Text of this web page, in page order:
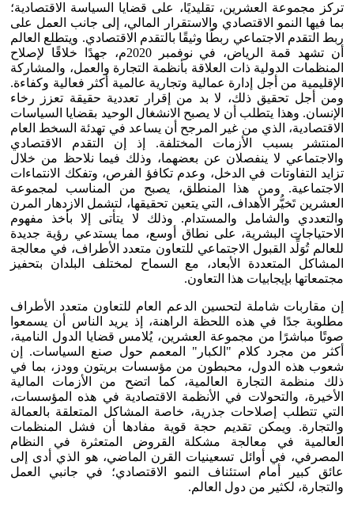
تركز مجموعة العشرين، تقليديًا، على قضايا السياسة الاقتصادية؛
بما فيها النمو الاقتصادي والاستقرار المالي، إلى جانب العمل على
ربط التقدم الاجتماعي ربطًا وثيقًا بالتقدم الاقتصادي. ويتطلع العالم
أن تشهد قمة الرياض، في نوفمبر 2020م، جهدًا خلاقًا لإصلاح
المنظمات الدولية ذات العلاقة بأنظمة التجارة والعمل، والمشاركة
الإقليمية من أجل إدارة عمالية وتجارية عالمية أكثر فعالية وكفاءة.
ومن أجل تحقيق ذلك، لا بد من إقرار تعددية حقيقة تعزز رخاء
الإنسان. وهذا يتطلب أن لا يصبح الانشغال الوحيد بقضايا السياسات
الاقتصادية، الذي من غير المرجح أن يساعد في تهدئة السخط العام
المنتشر بسبب الأزمات المختلفة. إذ إن التقدم الاقتصادي
والاجتماعي لا ينفصلان عن بعضهما، وذلك فيما نلاحظ من خلال
تزايد التفاوتات في الدخل، وعدم تكافؤ الفرص، وتفكك الانتماءات
الاجتماعية. ومن هذا المنطلق، يصبح من المناسب لمجموعة
العشرين تَخيُّر الأهداف، التي يتعين تحقيقها، لتشمل الازدهار المرن
والتعددي والشامل والمستدام. وذلك لا يتأتى إلا بأخذ مفهوم
الاحتياجات البشرية، على نطاق أوسع، مما يستدعي رؤية جديدة
للعالم تُوَلِّد القبول الاجتماعي للتعاون متعدد الأطراف، في معالجة
المشاكل المتعددة الأبعاد، مع السماح لمختلف البلدان بتحفيز
مجتمعاتها بإيجابيات هذا التعاون.
إن مقاربات شاملة لتحسين الدعم العام للتعاون متعدد الأطراف
مطلوبة جدًا في هذه اللحظة الراهنة، إذ يريد الناس أن يسمعوا
صوتًا مباشرًا من مجموعة العشرين، يُلامس قضايا الدول النامية،
أكثر من مجرد كلام "الكبار" المعمم حول صنع السياسات. إن
شعوب هذه الدول، محبطون من مؤسسات بريتون وودز، بما في
ذلك منظمة التجارة العالمية، كما اتضح من الأزمات المالية
الأخيرة، والتحولات في الأنظمة الاقتصادية في هذه المؤسسات،
التي تتطلب إصلاحات جذرية، خاصة المشاكل المتعلقة بالعمالة
والتجارة. ويمكن تقديم حجة قوية مفادها أن فشل المنظمات
العالمية في معالجة مشكلة القروض المتعثرة في النظام
المصرفي، في أوائل تسعينيات القرن الماضي، هو الذي أدى إلى
عائق كبير أمام استئناف النمو الاقتصادي؛ في جانبي العمل
والتجارة، لكثير من دول العالم.